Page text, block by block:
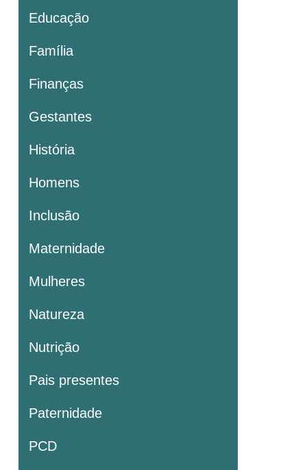
Educação
Família
Finanças
Gestantes
História
Homens
Inclusão
Maternidade
Mulheres
Natureza
Nutrição
Pais presentes
Paternidade
PCD